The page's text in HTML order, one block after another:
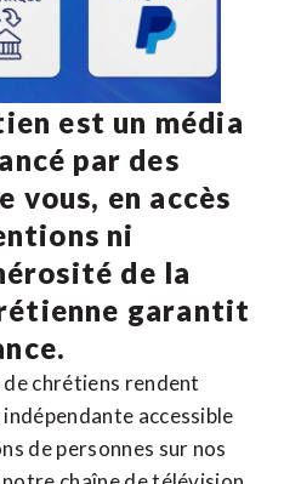
est un média
par des
vous, en accès
ni
de la
garantit
de chrétiens rendent
accessible
de personnes sur nos